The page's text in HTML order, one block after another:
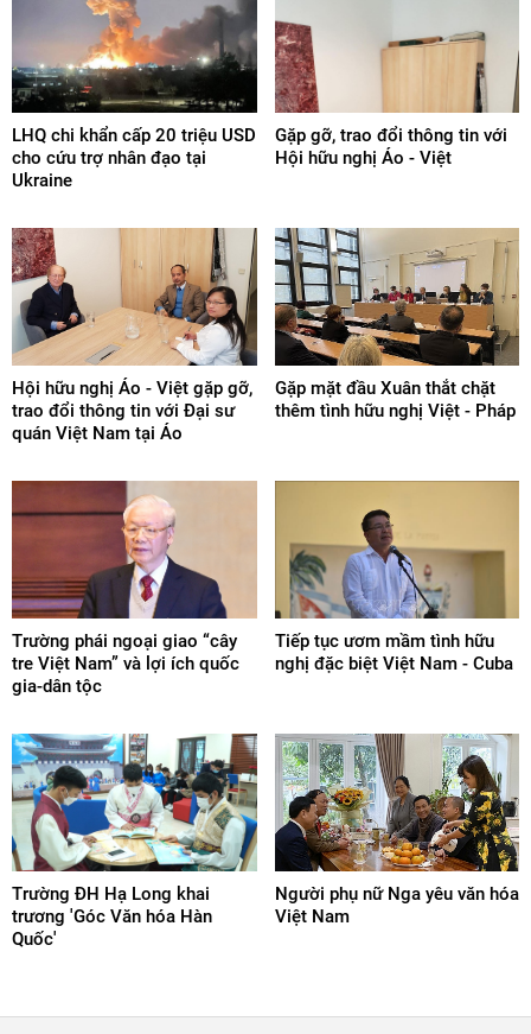
LHQ chi khẩn cấp 20 triệu USD
cho cứu trợ nhân đạo tại
Ukraine
Gặp gỡ, trao đổi thông tin với
Hội hữu nghị Áo - Việt
Hội hữu nghị Áo - Việt gặp gỡ,
trao đổi thông tin với Đại sư
quán Việt Nam tại Áo
Gặp mặt đầu Xuân thắt chặt
thêm tình hữu nghị Việt - Pháp
Trường phái ngoại giao “cây
tre Việt Nam” và lợi ích quốc
gia-dân tộc
Tiếp tục ươm mầm tình hữu
nghị đặc biệt Việt Nam - Cuba
Trường ĐH Hạ Long khai
trương 'Góc Văn hóa Hàn
Quốc'
Người phụ nữ Nga yêu văn hóa
Việt Nam